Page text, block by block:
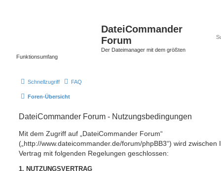
DateiCommander
Forum
Der Dateimanager mit dem größten
Funktionsumfang
Schnellzugriff FAQ
Foren-Übersicht
DateiCommander Forum - Nutzungsbedingungen
Mit dem Zugriff auf „DateiCommander Forum“
(„http://www.dateicommander.de/forum/phpBB3“) wird
Vertrag mit folgenden Regelungen geschlossen:
1. NUTZUNGSVERTRAG